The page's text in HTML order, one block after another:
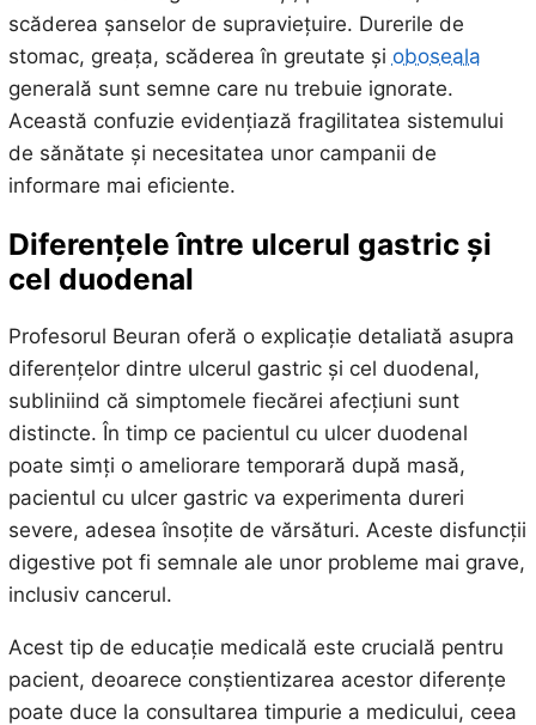
scăderea șanselor de supraviețuire. Durerile de
stomac, greața, scăderea în greutate și oboseala
generală sunt semne care nu trebuie ignorate.
Această confuzie evidențiază fragilitatea sistemului
de sănătate și necesitatea unor campanii de
informare mai eficiente.
Diferențele între ulcerul gastric și
cel duodenal
Profesorul Beuran oferă o explicație detaliată asupra
diferențelor dintre ulcerul gastric și cel duodenal,
subliniind că simptomele fiecărei afecțiuni sunt
distincte. În timp ce pacientul cu ulcer duodenal
poate simți o ameliorare temporară după masă,
pacientul cu ulcer gastric va experimenta dureri
severe, adesea însoțite de vărsături. Aceste disfuncții
digestive pot fi semnale ale unor probleme mai grave,
inclusiv cancerul.
Acest tip de educație medicală este crucială pentru
pacient, deoarece conștientizarea acestor diferențe
poate duce la consultarea timpurie a medicului, ceea